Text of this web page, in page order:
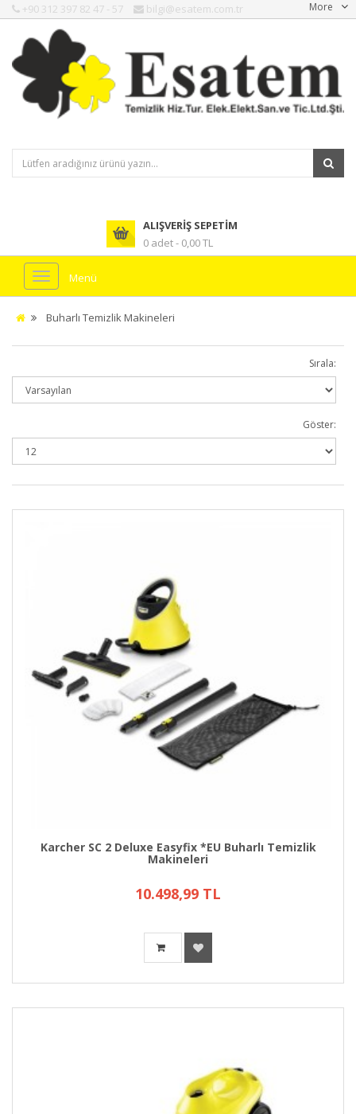
+90 312 397 82 47 - 57 bilgi@esatem.com.tr More
ALIŞVERIŞ SEPETIM
0 adet - 0,00 TL
Menü
Buharlı Temizlik Makineleri
Sırala:
Göster:
Karcher SC 2 Deluxe Easyfix *EU Buharlı Temizlik
Makineleri
10.498,99 TL